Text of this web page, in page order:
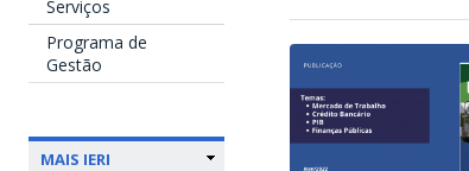
Serviços
Programa de
Gestão
MAIS IERI